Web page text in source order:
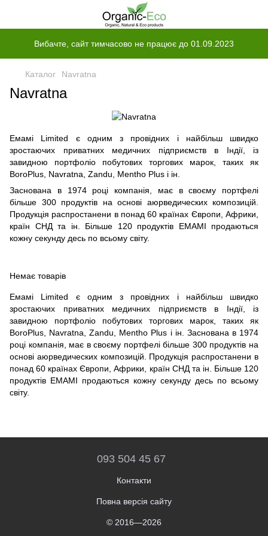
Вибачте, сайт тимчасово не працює до 01.09.2023
Каталог Navratna
Navratna
Емамі Limited є одним з провідних і найбільш швидко
зростаючих приватних медичних підприємств в Індії, із
завидною портфоліо побутових торгових марок, таких як
BoroPlus, Navratna, Zandu, Mentho Plus і ін.
Заснована в 1974 році компанія, має в своєму портфелі
більше 300 продуктів на основі аюрведических композицій.
Продукція распростанени в понад 60 країнах Європи, Африки,
країн СНД та ін. Більше 120 продуктів EMAMI продаються
кожну секунду десь по всьому світу.
Немає товарів
Емамі Limited є одним з провідних і найбільш швидко
зростаючих приватних медичних підприємств в Індії, із
завидною портфоліо побутових торгових марок, таких як
BoroPlus, Navratna, Zandu, Mentho Plus і ін. Заснована в 1974
році компанія, має в своєму портфелі більше 300 продуктів на
основі аюрведических композицій. Продукція распростанени в
понад 60 країнах Європи, Африки, країн СНД та ін. Більше 120
продуктів EMAMI продаються кожну секунду десь по всьому
світу.
093 504 45 67
Контакти
Повна версія сайту
© 2016—2026